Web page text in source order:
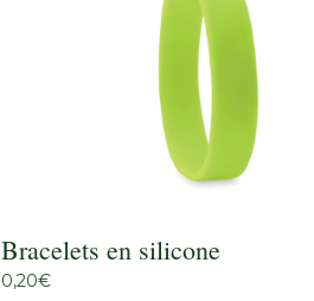
Bracelets en silicone
0,20€